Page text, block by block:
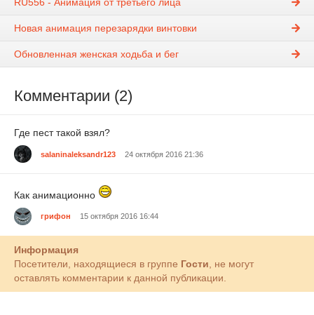
RU556 - Анимация от третьего лица
Новая анимация перезарядки винтовки
Обновленная женская ходьба и бег
Комментарии (2)
Где пест такой взял?
salaninaleksandr123 24 октября 2016 21:36
Как анимационно
грифон 15 октября 2016 16:44
Информация
Посетители, находящиеся в группе Гости , не могут
оставлять комментарии к данной публикации.